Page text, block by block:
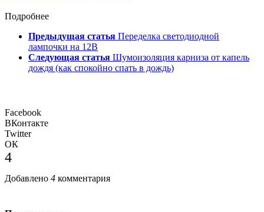
Подробнее
Предыдущая статья Переделка светодиодной
лампочки на 12В
Следующая статья Шумоизоляция карниза от капель
дождя (как спокойно спать в дождь)
Facebook
ВКонтакте
Twitter
ОК
4
Добавлено 4 комментария